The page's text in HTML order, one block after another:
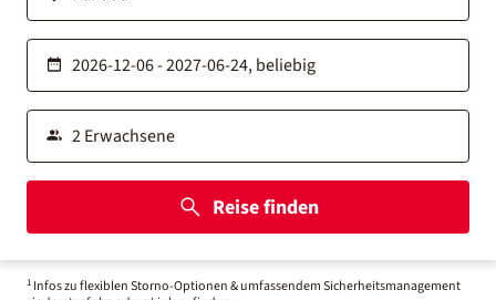
Reise finden
1 Infos zu flexiblen Storno-Optionen & umfassendem Sicherheitsmanagement